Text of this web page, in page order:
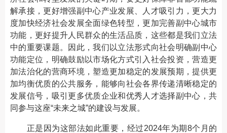
解承接，更好增强副中心产业发展、人才吸引力，更大力
度加快经济社会发展全面绿色转型，更加完善副中心城市
功能，更好提升人民群众的生活品质，这些都是我们立法
中的重要课题。因此，我们以立法形式向社会明确副中心
功能定位，明确鼓励以市场化方式引入社会投资，营造更
加法治化的营商环境，塑造更加稳定的发展预期，提供更
加均衡优质的公共服务，能够向社会各界传递清晰稳定的
发展信号，吸引更多优质企业和优秀人才选择副中心，共
同参与这座“未来之城”的建设与发展。
正是因为这部法如此重要，经过2024年为期8个月的